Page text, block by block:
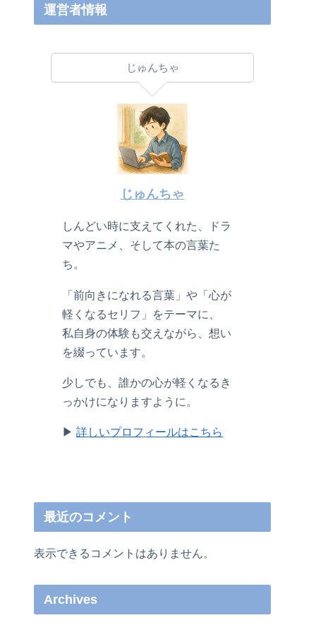
運営者情報
じゅんちゃ
じゅんちゃ
しんどい時に支えてくれた、ドラ
マやアニメ、そして本の言葉た
ち。
「前向きになれる言葉」や「心が
軽くなるセリフ」をテーマに、
私自身の体験も交えながら、想い
を綴っています。
少しでも、誰かの心が軽くなるき
っかけになりますように。
▶︎詳しいプロフィールはこちら
最近のコメント
表示できるコメントはありません。
Archives